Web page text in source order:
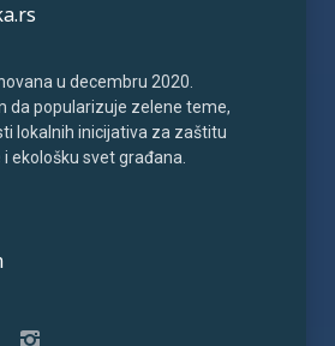
u decembru 2020.
da popularizuje zelene teme,
lokalnih inicijativa za zaštitu
ekološku svet građana.